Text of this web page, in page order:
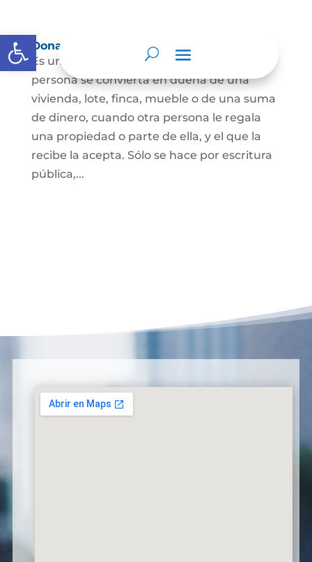
Abrir barra de herramientas
Donación
Es uno de los contratos cuyo fin es que una
persona se convierta en dueña de una
vivienda, lote, finca, mueble o de una suma
de dinero, cuando otra persona le regala
una propiedad o parte de ella, y el que la
recibe la acepta. Sólo se hace por escritura
pública,...